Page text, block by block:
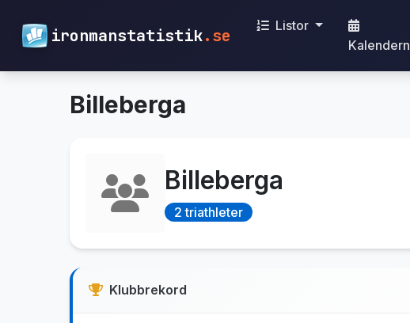
ironmanstatistik.se
Listor
Kalendern
Billeberga
Billeberga
2 triathleter
Klubbrekord